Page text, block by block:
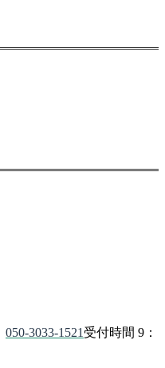
050-3033-1521 受付時間 9：